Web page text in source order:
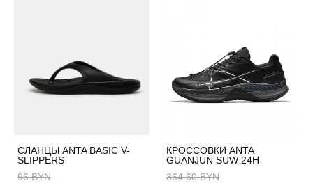
СЛАНЦЫ ANTA BASIC V-
SLIPPERS
96 BYN
КРОССОВКИ ANTA
GUANJUN SUW 24H
364.60 BYN